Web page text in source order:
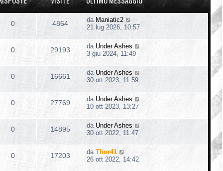
0 4864 da Maniatic2
21 lug 2026, 10:57
0 29193 da Under Ashes
3 giu 2024, 11:49
0 16661 da Under Ashes
30 ott 2023, 11:59
0 27769 da Under Ashes
10 ott 2023, 13:27
0 14895 da Under Ashes
30 ott 2022, 11:47
0 17203 da Thor41
26 ott 2022, 14:42